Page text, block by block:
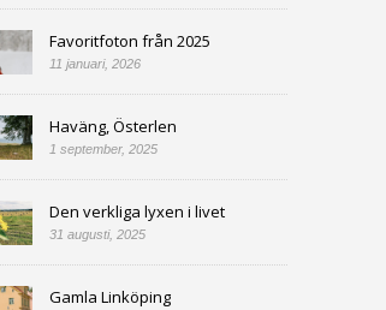
Favoritfoton från 2025
11 januari, 2026
Haväng, Österlen
1 september, 2025
Den verkliga lyxen i livet
31 augusti, 2025
Gamla Linköping